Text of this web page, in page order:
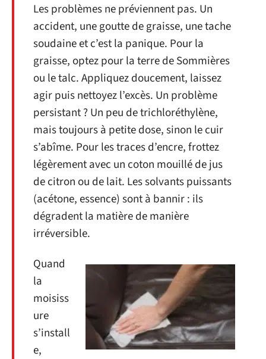
Les problèmes ne préviennent pas. Un
accident, une goutte de graisse, une tache
soudaine et c’est la panique. Pour la
graisse, optez pour la terre de Sommières
ou le talc. Appliquez doucement, laissez
agir puis nettoyez l’excès. Un problème
persistant ? Un peu de trichloréthylène,
mais toujours à petite dose, sinon le cuir
s’abîme. Pour les traces d’encre, frottez
légèrement avec un coton mouillé de jus
de citron ou de lait. Les solvants puissants
(acétone, essence) sont à bannir : ils
dégradent la matière de manière
irréversible.
Quand
la
moisiss
ure
s’install
e,